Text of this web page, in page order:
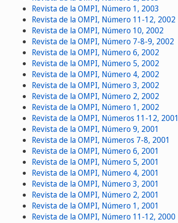
Revista de la OMPI, Número 1, 2003
Revista de la OMPI, Número 11-12, 2002
Revista de la OMPI, Número 10, 2002
Revista de la OMPI, Número 7-8-9, 2002
Revista de la OMPI, Número 6, 2002
Revista de la OMPI, Número 5, 2002
Revista de la OMPI, Número 4, 2002
Revista de la OMPI, Número 3, 2002
Revista de la OMPI, Número 2, 2002
Revista de la OMPI, Número 1, 2002
Revista de la OMPI, Números 11-12, 2001
Revista de la OMPI, Número 9, 2001
Revista de la OMPI, Números 7-8, 2001
Revista de la OMPI, Número 6, 2001
Revista de la OMPI, Número 5, 2001
Revista de la OMPI, Número 4, 2001
Revista de la OMPI, Número 3, 2001
Revista de la OMPI, Número 2, 2001
Revista de la OMPI, Número 1, 2001
Revista de la OMPI, Número 11-12, 2000